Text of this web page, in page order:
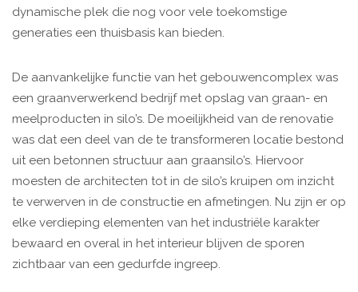
dynamische plek die nog voor vele toekomstige
generaties een thuisbasis kan bieden.
De aanvankelijke functie van het gebouwencomplex was
een graanverwerkend bedrijf met opslag van graan- en
meelproducten in silo’s. De moeilijkheid van de renovatie
was dat een deel van de te transformeren locatie bestond
uit een betonnen structuur aan graansilo’s. Hiervoor
moesten de architecten tot in de silo’s kruipen om inzicht
te verwerven in de constructie en afmetingen. Nu zijn er op
elke verdieping elementen van het industriële karakter
bewaard en overal in het interieur blijven de sporen
zichtbaar van een gedurfde ingreep.